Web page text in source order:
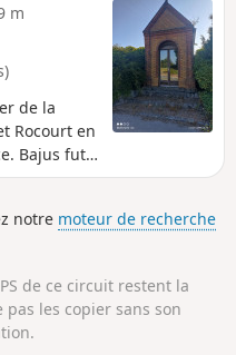
m
de la
Rocourt en
Bajus fut
se
notre moteur de recherche
de ce circuit restent la
les copier sans son